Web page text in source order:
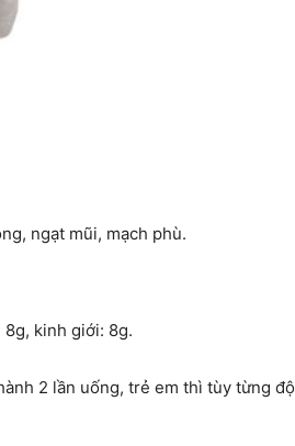
ngạt mũi, mạch phù.
8g, kinh giới: 8g.
2 lần uống, trẻ em thì tùy từng độ